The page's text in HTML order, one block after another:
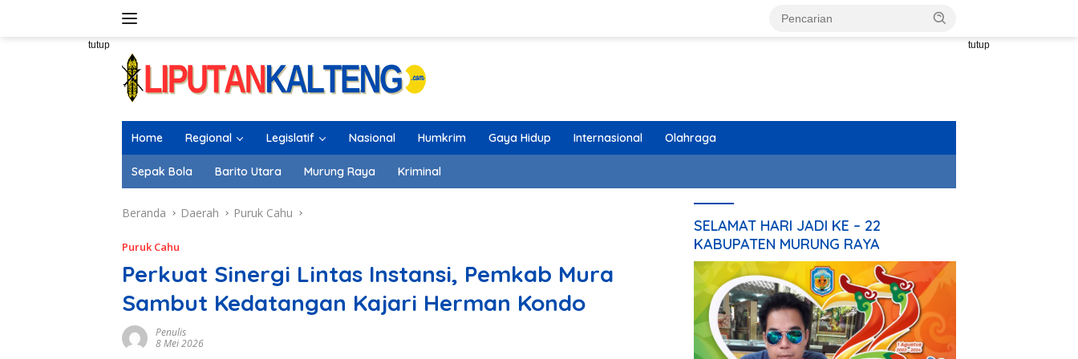
tutup tutup
Home Regional Legislatif Nasional Humkrim Gaya Hidup Internasional Olahraga
Sepak Bola Barito Utara Murung Raya Kriminal
Beranda Daerah Puruk Cahu
Puruk Cahu
Perkuat Sinergi Lintas Instansi, Pemkab Mura
Sambut Kedatangan Kajari Herman Kondo
Penulis
8 Mei 2026
SELAMAT HARI JADI KE – 22
KABUPATEN MURUNG RAYA